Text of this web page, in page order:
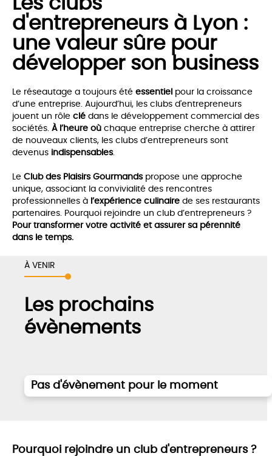
d'entrepreneurs à Lyon :
une valeur sûre pour
développer son business
Le réseautage a toujours été essentiel pour la croissance
d’une entreprise. Aujourd’hui, les clubs d'entrepreneurs
jouent un rôle clé dans le développement commercial des
sociétés. À l’heure où chaque entreprise cherche à attirer
de nouveaux clients, les clubs d’entrepreneurs sont
devenus indispensables.
Le Club des Plaisirs Gourmandspropose une approche
unique, associant la convivialité des rencontres
professionnelles à l’expérience culinaire de ses restaurants
partenaires. Pourquoi rejoindre un club d’entrepreneurs ?
Pour transformer votre activité et assurer sa pérennité
dans le temps.
À VENIR
Les prochains
évènements
Pas d'évènement pour le moment
Pourquoi rejoindre un club d'entrepreneurs ?